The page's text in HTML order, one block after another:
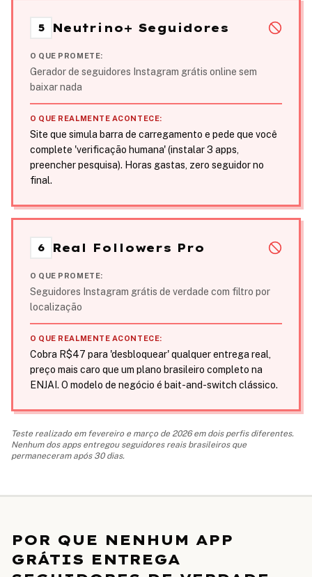
5 Neutrino+ Seguidores
O QUE PROMETE:
Gerador de seguidores Instagram grátis online sem
baixar nada
O QUE REALMENTE ACONTECE:
Site que simula barra de carregamento e pede que você
complete 'verificação humana' (instalar 3 apps,
preencher pesquisa). Horas gastas, zero seguidor no
final.
6 Real Followers Pro
O QUE PROMETE:
Seguidores Instagram grátis de verdade com filtro por
localização
O QUE REALMENTE ACONTECE:
Cobra R$47 para 'desbloquear' qualquer entrega real,
preço mais caro que um plano brasileiro completo na
ENJAI. O modelo de negócio é bait-and-switch clássico.
Teste realizado em fevereiro e março de 2026 em dois perfis diferentes.
Nenhum dos apps entregou seguidores reais brasileiros que
permaneceram após 30 dias.
POR QUE NENHUM APP
GRÁTIS ENTREGA